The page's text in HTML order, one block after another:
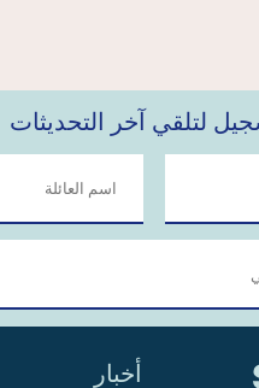
لتلقي آخر التحديثات
أخبار